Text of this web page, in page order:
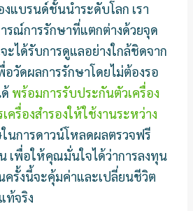
งแบรนด์ชั้นนำระดับโลก เรา
ณ์การรักษาที่แตกต่างด้วยจุด
ได้รับการดูแลอย่างใกล้ชิดจาก
วัดผลการรักษาโดยไม่ต้องรอ
พร้อมการรับประกันตัวเครื่อง
ครื่องสำรองให้ใช้งานระหว่าง
นการดาวน์โหลดผลตรวจฟรี
เพื่อให้คุณมั่นใจได้ว่าการลงทุน
รั้งนี้จะคุ้มค่าและเปลี่ยนชีวิต
ท้จริง